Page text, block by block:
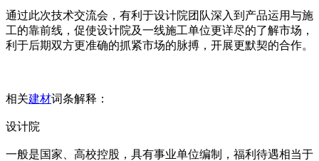
通过此次技术交流会，有利于设计院团队深入到产品运用与施
工的靠前线，促使设计院及一线施工单位更详尽的了解市场，
利于后期双方更准确的抓紧市场的脉搏，开展更默契的合作。
相关建材词条解释：
设计院
一般是国家、高校控股，具有事业单位编制，福利待遇相当于